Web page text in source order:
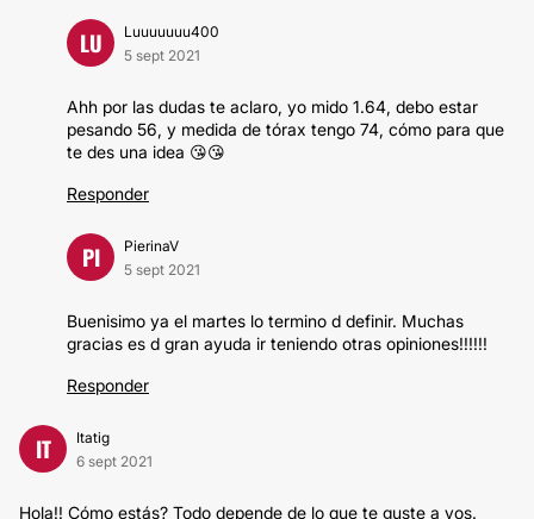
LU
Luuuuuuu400
5 sept 2021
Ahh por las dudas te aclaro, yo mido 1.64, debo estar
pesando 56, y medida de tórax tengo 74, cómo para que
te des una idea 😘😘
Responder
PI
PierinaV
5 sept 2021
Buenisimo ya el martes lo termino d definir. Muchas
gracias es d gran ayuda ir teniendo otras opiniones!!!!!!
Responder
IT
Itatig
6 sept 2021
Hola!! Cómo estás? Todo depende de lo que te guste a vos.